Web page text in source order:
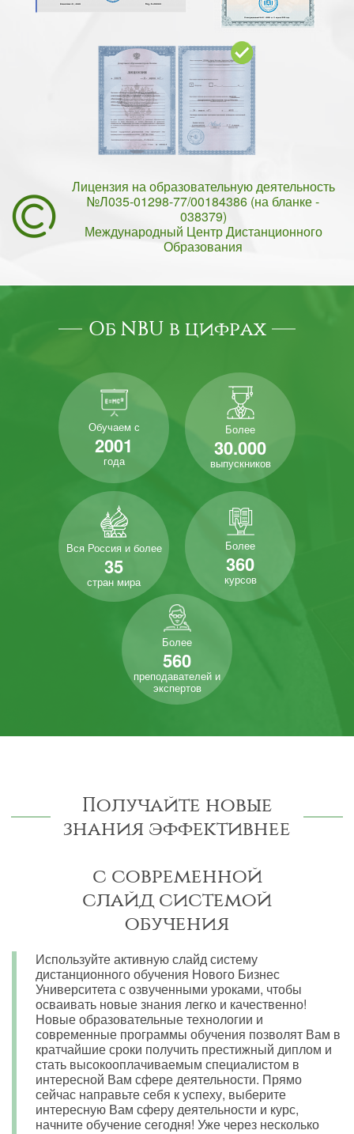
Лицензия на образовательную деятельность
№Л035-01298-77/00184386 (на бланке -
038379)
Международный Центр Дистанционного
Образования
Об NBU в цифрах
Обучаем с
2001
года
Более
30.000
выпускников
Вся Россия и более
35
стран мира
Более
360
курсов
Более
560
преподавателей и
экспертов
Получайте новые
знания эффективнее
с современной
слайд системой
обучения
Используйте активную слайд систему
дистанционного обучения Нового Бизнес
Университета с озвученными уроками, чтобы
осваивать новые знания легко и качественно!
Новые образовательные технологии и
современные программы обучения позволят Вам в
кратчайшие сроки получить престижный диплом и
стать высокооплачиваемым специалистом в
интересной Вам сфере деятельности. Прямо
сейчас направьте себя к успеху, выберите
интересную Вам сферу деятельности и курс,
начните обучение сегодня! Уже через несколько